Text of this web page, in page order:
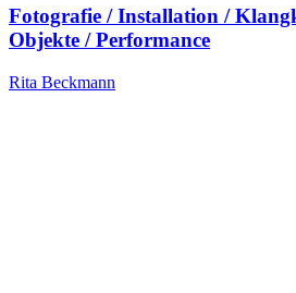
Fotografie / Installation /
Objekte / Performance
Rita Beckmann